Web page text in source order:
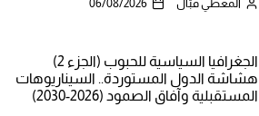
المعطي قبّال 06/08/2026
الجغرافيا السياسية للحبوب (الجزء 2)
هشاشة الدول المستوردة.. السيناريوهات
المستقبلية وآفاق الصمود (2026-2030)